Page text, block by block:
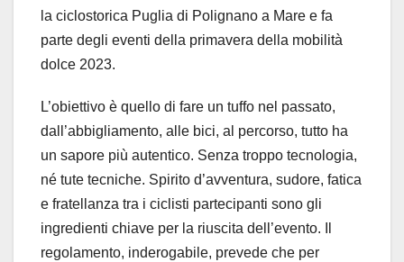
la ciclostorica Puglia di Polignano a Mare e fa
parte degli eventi della primavera della mobilità
dolce 2023.
L’obiettivo è quello di fare un tuffo nel passato,
dall’abbigliamento, alle bici, al percorso, tutto ha
un sapore più autentico. Senza troppo tecnologia,
né tute tecniche. Spirito d’avventura, sudore, fatica
e fratellanza tra i ciclisti partecipanti sono gli
ingredienti chiave per la riuscita dell’evento. Il
regolamento, inderogabile, prevede che per